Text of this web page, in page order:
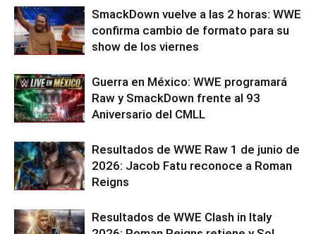
SmackDown vuelve a las 2 horas: WWE
confirma cambio de formato para su
show de los viernes
Guerra en México: WWE programará
Raw y SmackDown frente al 93
Aniversario del CMLL
Resultados de WWE Raw 1 de junio de
2026: Jacob Fatu reconoce a Roman
Reigns
Resultados de WWE Clash in Italy